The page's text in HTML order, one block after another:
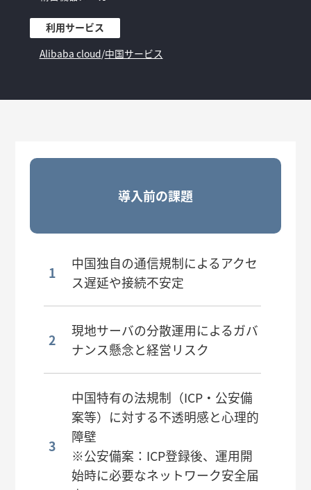
利用サービス
Alibaba cloud/中国サービス
導入前の課題
中国独自の通信規制によるアクセ
ス遅延や接続不安定
現地サーバの分散運用によるガバ
ナンス懸念と経営リスク
中国特有の法規制（ICP・公安備
案等）に対する不透明感と心理的
障壁
※公安備案：ICP登録後、運用開
始時に必要なネットワーク安全届